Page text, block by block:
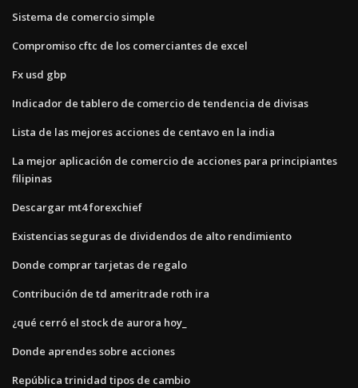
Sistema de comercio simple
Compromiso cftc de los comerciantes de excel
Fx usd gbp
Indicador de tablero de comercio de tendencia de divisas
Lista de las mejores acciones de centavo en la india
La mejor aplicación de comercio de acciones para principiantes
filipinas
Descargar mt4 forexchief
Existencias seguras de dividendos de alto rendimiento
Donde comprar tarjetas de regalo
Contribución de td ameritrade roth ira
¿qué cerró el stock de aurora hoy_
Donde aprendes sobre acciones
República trinidad tipos de cambio